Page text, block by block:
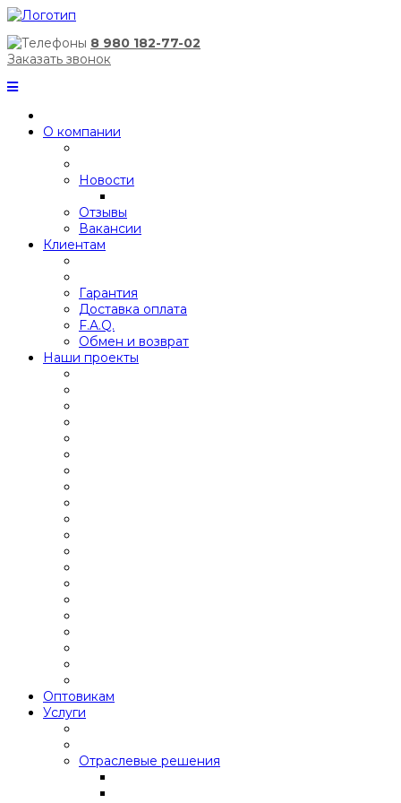
8 980 182-77-02
Заказать звонок
О компании
Новости
Отзывы
Вакансии
Клиентам
Гарантия
Доставка оплата
F.A.Q.
Обмен и возврат
Наши проекты
Оптовикам
Услуги
Отраслевые решения